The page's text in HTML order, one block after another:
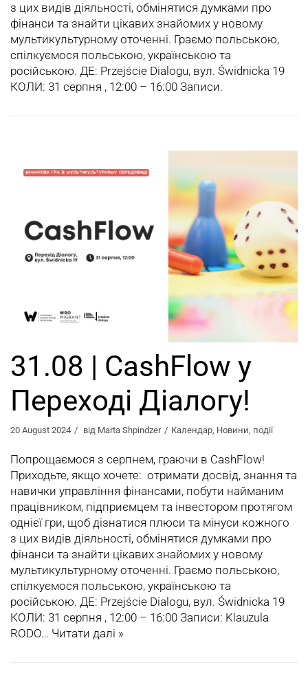
з цих видів діяльності, обмінятися думками про
фінанси та знайти цікавих знайомих у новому
мультикультурному оточенні. Граємо польською,
спілкуємося польською, українською та
російською. ДЕ: Przejście Dialogu, вул. Świdnicka 19
КОЛИ: 31 серпня , 12:00 – 16:00 Записи.
31.08 | CashFlow у
Переході Діалогу!
20 August 2024 від Marta Shpindzer Календар Новини події
Попрощаємося з серпнем, граючи в CashFlow!
Приходьте, якщо хочете: отримати досвід, знання та
навички управління фінансами, побути найманим
працівником, підприємцем та інвестором протягом
однієї гри, щоб дізнатися плюси та мінуси кожного
з цих видів діяльності, обмінятися думками про
фінанси та знайти цікавих знайомих у новому
мультикультурному оточенні. Граємо польською,
спілкуємося польською, українською та
російською. ДЕ: Przejście Dialogu, вул. Świdnicka 19
КОЛИ: 31 серпня , 12:00 – 16:00 Записи: Klauzula
RODO… Читати далі »